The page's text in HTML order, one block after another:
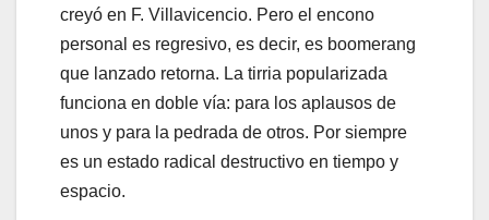
creyó en F. Villavicencio. Pero el encono
personal es regresivo, es decir, es boomerang
que lanzado retorna. La tirria popularizada
funciona en doble vía: para los aplausos de
unos y para la pedrada de otros. Por siempre
es un estado radical destructivo en tiempo y
espacio.